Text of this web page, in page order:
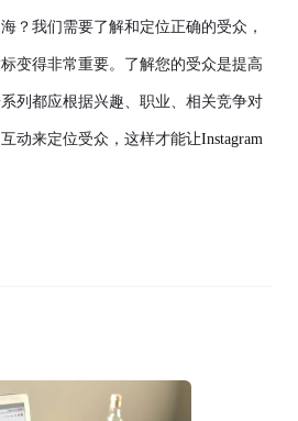
？我们需要了解和定位正确的受众，
变得非常重要。了解您的受众是提高
列都应根据兴趣、职业、相关竞争对
动来定位受众，这样才能让Instagram